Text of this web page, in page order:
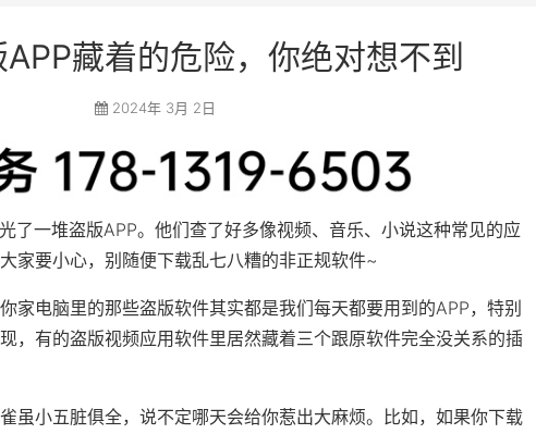
藏着的危险，你绝对想不到
2024年 3月 2日
了一堆盗版APP。他们查了好多像视频、音乐、小说这种常见的应
家要小心，别随便下载乱七八糟的非正规软件~
家电脑里的那些盗版软件其实都是我们每天都要用到的APP，特别
，有的盗版视频应用软件里居然藏着三个跟原软件完全没关系的插
虽小五脏俱全，说不定哪天会给你惹出大麻烦。比如，如果你下载